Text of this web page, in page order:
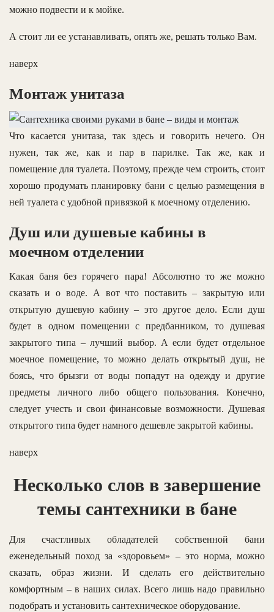
можно подвести и к мойке.
А стоит ли ее устанавливать, опять же, решать только Вам.
наверх
Монтаж унитаза
Что касается унитаза, так здесь и говорить нечего. Он
нужен, так же, как и пар в парилке. Так же, как и
помещение для туалета. Поэтому, прежде чем строить, стоит
хорошо продумать планировку бани с целью размещения в
ней туалета с удобной привязкой к моечному отделению.
Душ или душевые кабины в
моечном отделении
Какая баня без горячего пара! Абсолютно то же можно
сказать и о воде. А вот что поставить – закрытую или
открытую душевую кабину – это другое дело. Если душ
будет в одном помещении с предбанником, то душевая
закрытого типа – лучший выбор. А если будет отдельное
моечное помещение, то можно делать открытый душ, не
боясь, что брызги от воды попадут на одежду и другие
предметы личного либо общего пользования. Конечно,
следует учесть и свои финансовые возможности. Душевая
открытого типа будет намного дешевле закрытой кабины.
наверх
Несколько слов в завершение
темы сантехники в бане
Для счастливых обладателей собственной бани
еженедельный поход за «здоровьем» – это норма, можно
сказать, образ жизни. И сделать его действительно
комфортным – в наших силах. Всего лишь надо правильно
подобрать и установить сантехническое оборудование.